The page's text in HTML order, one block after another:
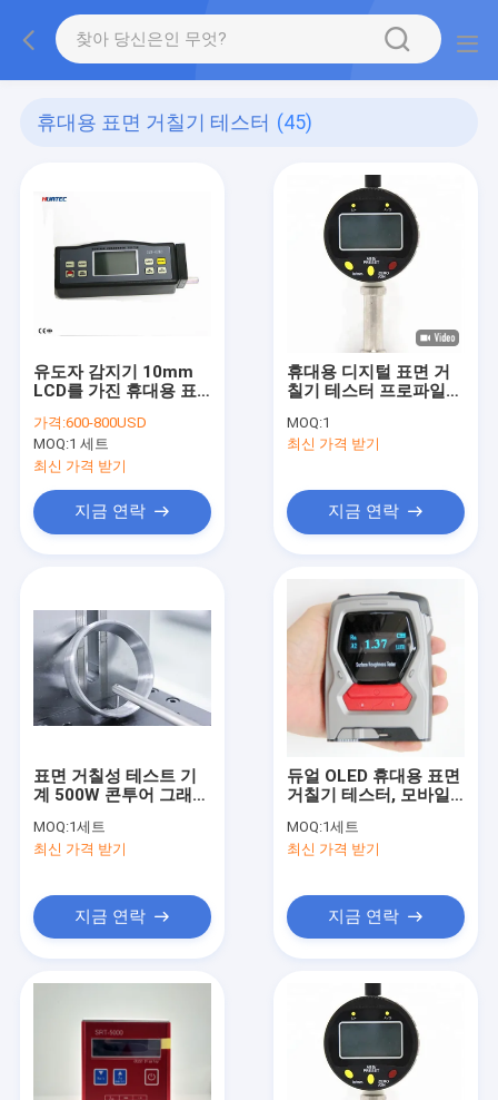
휴대용 표면 거칠기 테스터 (45)
유도자 감지기 10mm
LCD를 가진 휴대용 표
6210
가격:600-800USD
MOQ:1 세트
최신 가격 받기
지금 연락
휴대용 디지털 표면 거
칠기 테스터 프로파일
MOQ:1
최신 가격 받기
지금 연락
표면 거칠성 테스트 기
계 500W 콘투어 그래프
MOQ:1세트
최신 가격 받기
지금 연락
듀얼 OLED 휴대용 표면
거칠기 테스터, 모바일
MOQ:1세트
최신 가격 받기
지금 연락